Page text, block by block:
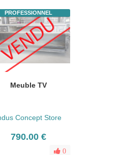
PROFESSIONNEL
Meuble TV
Concept Store
790.00 €
0